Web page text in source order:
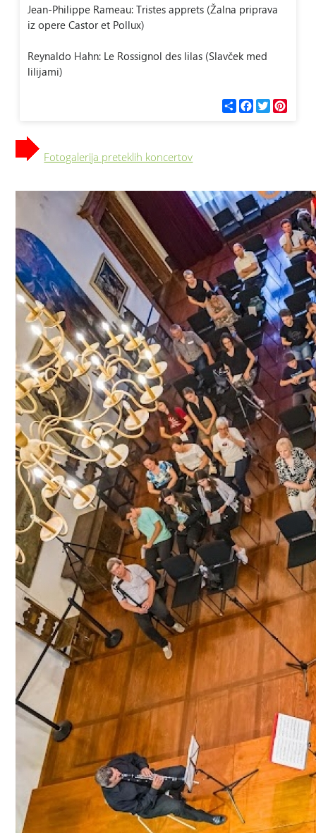
Jean-Philippe Rameau: Tristes apprets (Žalna priprava
iz opere Castor et Pollux)
Reynaldo Hahn: Le Rossignol des lilas (Slavček med
lilijami)
С
п
F
a
T
w
P
i
t
Fotogalerija preteklih koncertov